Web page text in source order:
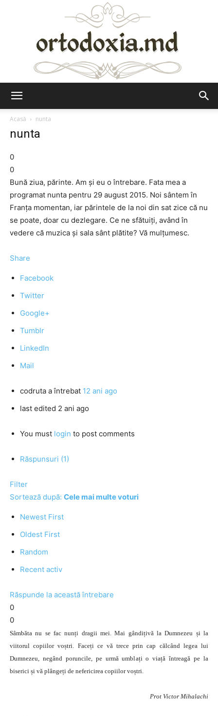
Acasă
nunta
nunta
0
0
Bună ziua, părinte. Am şi eu o întrebare. Fata mea a
programat nunta pentru 29 august 2015. Noi sântem în
Franța momentan, iar părintele de la noi din sat zice că nu
se poate, doar cu dezlegare. Ce ne sfătuiți, având în
vedere că muzica şi sala sânt plătite? Vă mulţumesc.
Share
Facebook
Twitter
Google+
Tumblr
LinkedIn
Mail
codruta a întrebat 12 ani ago
last edited 2 ani ago
You must login to post comments
Răspunsuri (1)
Filter
Sortează după: Cele mai multe voturi
Newest First
Oldest First
Random
Recent activ
Răspunde la această întrebare
0
0
Sâmbăta nu se fac nunți dragii mei. Mai gândițivă la Dumnezeu și la
viitorul copiilor voștri. Faceți ce vă trece prin cap călcând legea lui
Dumnezeu, negând poruncile, pe urmă umblați o viață întreagă pe la
biserici și vă plângeți de nefericirea copiilor voștri.
Prot Victor Mihalachi